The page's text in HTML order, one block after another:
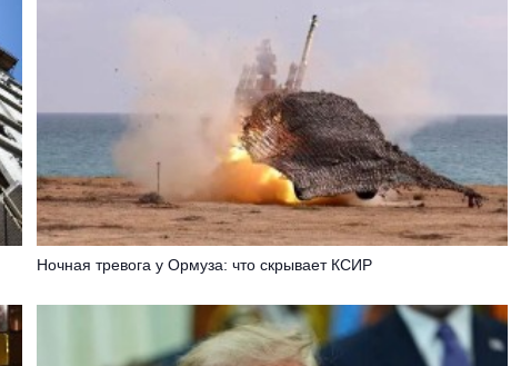
Ночная тревога у Ормуза: что скрывает КСИР